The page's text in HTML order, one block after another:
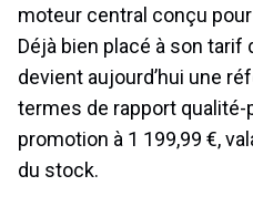
moteur central conçu
Déjà bien placé à son tarif
devient aujourd’hui une
termes de rapport qualité-
promotion à 1 199,99 €,
du stock.